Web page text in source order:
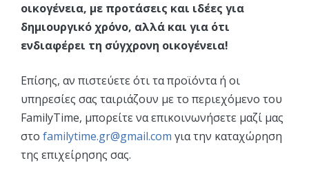
οικογένεια, με προτάσεις και ιδέες για
δημιουργικό χρόνο, αλλά και για ότι
ενδιαφέρει τη σύγχρονη οικογένεια!
Επίσης, αν πιστεύετε ότι τα προϊόντα ή οι
υπηρεσίες σας ταιριάζουν με το περιεχόμενο του
FamilyTime, μπορείτε να επικοινωνήσετε μαζί μας
στο familytime.gr@gmail.com για την καταχώρηση
της επιχείρησης σας.